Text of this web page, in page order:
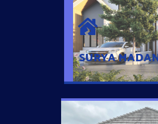
SURYA
Desain Modern
Sehingga
Ponsel